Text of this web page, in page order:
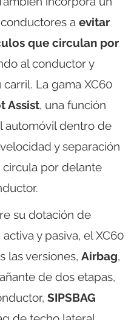
a evitar
que circulan por
al conductor y
La gama XC60
Assist, una función
automóvil dentro de
y separación
por delante
su dotación de
y pasiva, el XC60
las versiones, Airbag,
de dos etapas,
SIPSBAG